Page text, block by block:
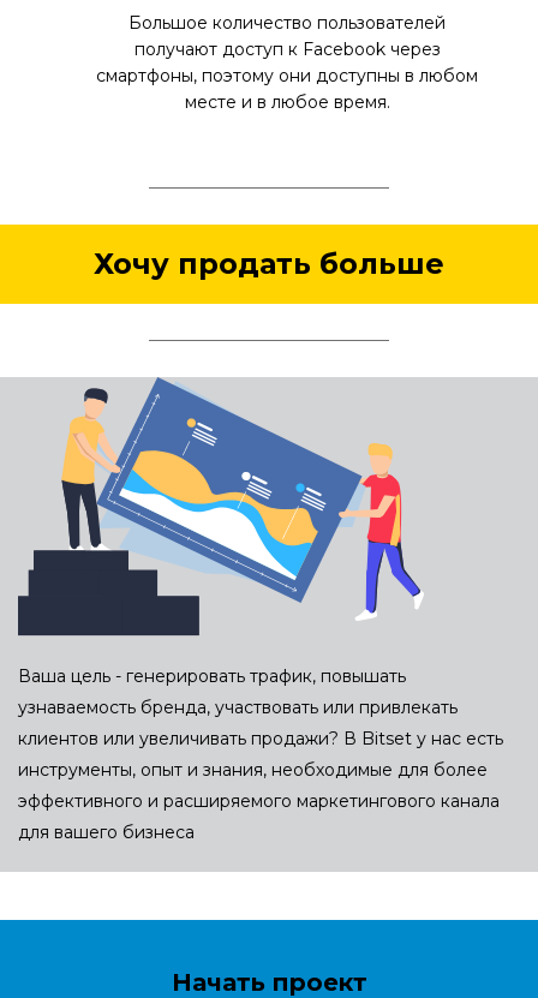
Большое количество пользователей
получают доступ к Facebook через
смартфоны, поэтому они доступны в любом
месте и в любое время.
Хочу продать больше
Ваша цель - генерировать трафик, повышать
узнаваемость бренда, участвовать или привлекать
клиентов или увеличивать продажи? В Bitset у нас есть
инструменты, опыт и знания, необходимые для более
эффективного и расширяемого маркетингового канала
для вашего бизнеса
Начать проект